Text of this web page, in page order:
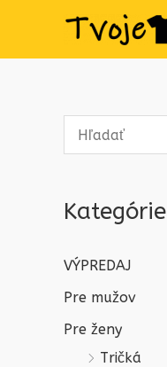
Kategórie
VÝPREDAJ
Pre mužov
Pre ženy
Tričká